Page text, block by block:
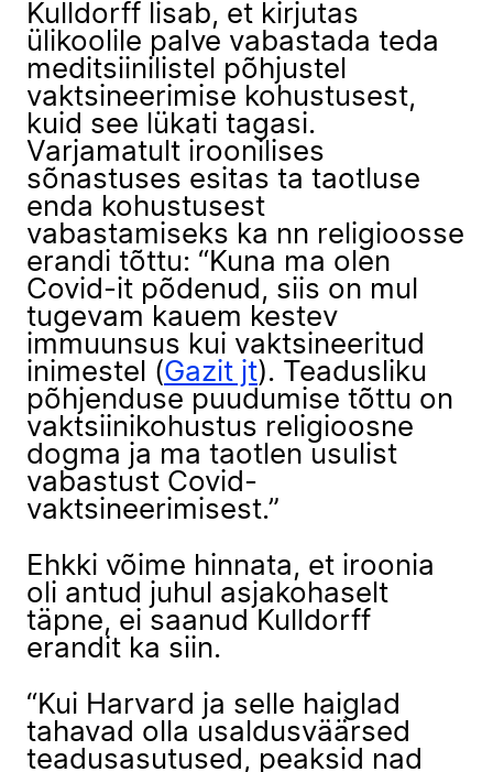
Kulldorff lisab, et kirjutas
ülikoolile palve vabastada teda
meditsiinilistel põhjustel
vaktsineerimise kohustusest,
kuid see lükati tagasi.
Varjamatult iroonilises
sõnastuses esitas ta taotluse
enda kohustusest
vabastamiseks ka nn religioosse
erandi tõttu: “Kuna ma olen
Covid-it põdenud, siis on mul
tugevam kauem kestev
immuunsus kui vaktsineeritud
inimestel (Gazit jt). Teadusliku
põhjenduse puudumise tõttu on
vaktsiinikohustus religioosne
dogma ja ma taotlen usulist
vabastust Covid-
vaktsineerimisest.”
Ehkki võime hinnata, et iroonia
oli antud juhul asjakohaselt
täpne, ei saanud Kulldorff
erandit ka siin.
“Kui Harvard ja selle haiglad
tahavad olla usaldusväärsed
teadusasutused, peaksid nad